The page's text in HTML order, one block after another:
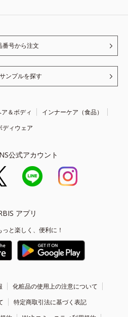
番号から注文
ンプルを探す
＆ボディ
インナーケア（食品）
ディウェア
公式アカウント
アプリ
と楽しく、便利に！
化粧品の使用上の注意について
特定商取引法に基づく表記